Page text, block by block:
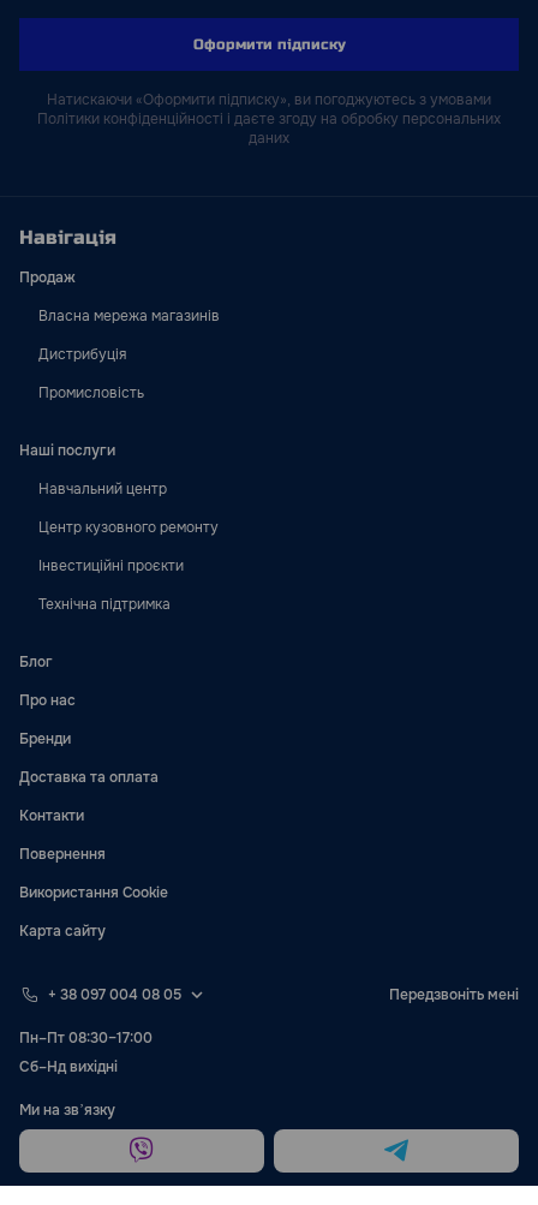
Оформити підписку
Натискаючи «Оформити підписку», ви погоджуютесь з умовами
Політики конфіденційності і даєте згоду на обробку персональних
даних
Навігація
Продаж
Власна мережа магазинів
Дистрибуція
Промисловість
Наші послуги
Навчальний центр
Центр кузовного ремонту
Інвестиційні проєкти
Технічна підтримка
Блог
Про нас
Бренди
Доставка та оплата
Контакти
Повернення
Використання Cookie
Карта сайту
+ 38 097 004 08 05 Передзвоніть мені
Пн–Пт 08:30–17:00
Сб–Нд вихідні
Ми на звʼязку